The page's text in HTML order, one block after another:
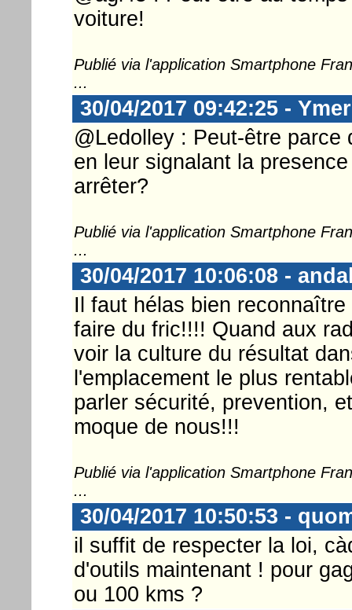
voiture!
Publié via l'application Smartphone
...
30/04/2017 09:42:25 -
@Ledolley : Peut-être
en leur signalant la
arrêter?
Publié via l'application Smartphone
...
30/04/2017 10:06:08 -
Il faut hélas bien
faire du fric!!!! Quand aux
voir la culture du résultat
l'emplacement le plus
parler sécurité, prevention,
moque de nous!!!
Publié via l'application Smartphone
...
30/04/2017 10:50:53 -
il suffit de respecter la loi,
d'outils maintenant ! pour
ou 100 kms ?